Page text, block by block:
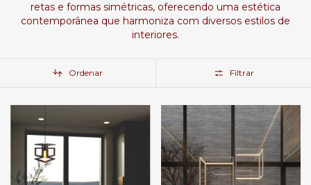
retas e formas simétricas, oferecendo uma estética
contemporânea que harmoniza com diversos estilos de
interiores.
Ordenar Filtrar